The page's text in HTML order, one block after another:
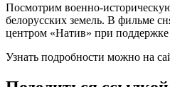
Посмотрим военно-
белорусских земель. В фильме
центром «Натив» при поддержке
Узнать подробности можно на